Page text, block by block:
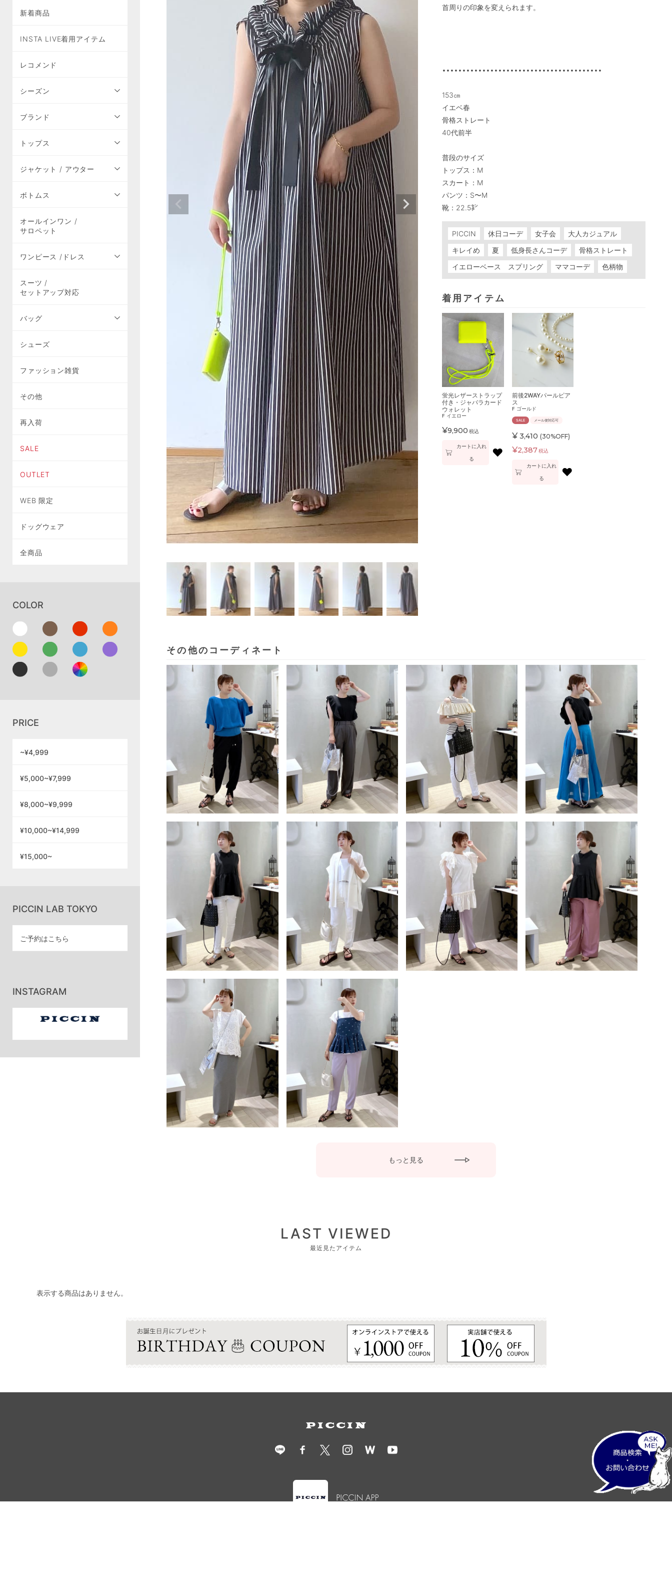
新着商品
INSTA LIVE着用アイテム
レコメンド
シーズン
ブランド
トップス
ジャケット / アウター
ボトムス
オールインワン /
サロペット
ワンピース /ドレス
スーツ /
セットアップ対応
バッグ
シューズ
ファッション雑貨
その他
再入荷
SALE
OUTLET
WEB 限定
ドッグウェア
全商品
COLOR
PRICE
~¥4,999
¥5,000~¥7,999
¥8,000~¥9,999
¥10,000~¥14,999
¥15,000~
PICCIN LAB TOKYO
ご予約はこちら
INSTAGRAM
首周りの印象を変えられます。
••••••••••••••••••••••••••••••••••••••••
153㎝
イエベ春
骨格ストレート
40代前半
普段のサイズ
トップス：M
スカート：M
パンツ：S〜M
靴：22.5㌢
PICCIN 休日コーデ 女子会
大人カジュアル
キレイめ
夏 低身長さんコーデ
骨格ストレート
イエローベース スプリング
ママコーデ 色柄物
着用アイテム
蛍光レザーストラップ
付き・ジャバラカード
ウォレット
F イエロー
¥9,900 税込
カートに入れ
る ♥
前後2WAYパールピア
ス
F ゴールド
SALE メール便対応可
¥ 3,410 (30%OFF)
¥2,387税込
カートに入れ
る ♥
その他のコーディネート
もっと見る
LAST VIEWED
最近見たアイテム
表示する商品はありません。